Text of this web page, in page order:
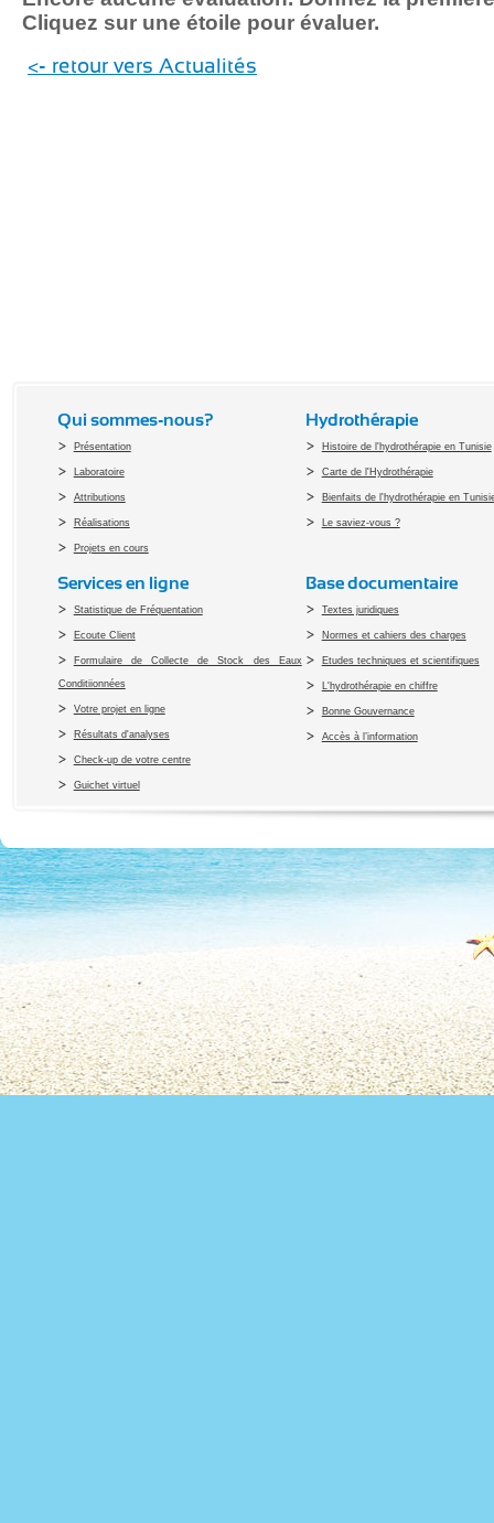
Cliquez sur une étoile pour évaluer.
<- retour vers Actualités
Qui sommes-nous?
Présentation
Laboratoire
Attributions
Réalisations
Projets en cours
Hydrothérapie
Histoire de l'hydrothérapie en Tunisie
Carte de l'Hydrothérapie
Bienfaits de l'hydrothérapie en
Le saviez-vous ?
Services en ligne
Statistique de Fréquentation
Ecoute Client
Formulaire de Collecte de Stock des Eaux
Conditiionnées
Votre projet en ligne
Résultats d'analyses
Check-up de votre centre
Guichet virtuel
Base documentaire
Textes juridiques
Normes et cahiers des charges
Etudes techniques et scientifiques
L'hydrothérapie en chiffre
Bonne Gouvernance
Accès à l’information